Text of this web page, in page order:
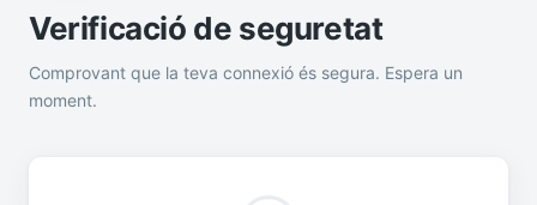
Verificació de seguretat
Comprovant que la teva connexió és segura. Espera un
moment.